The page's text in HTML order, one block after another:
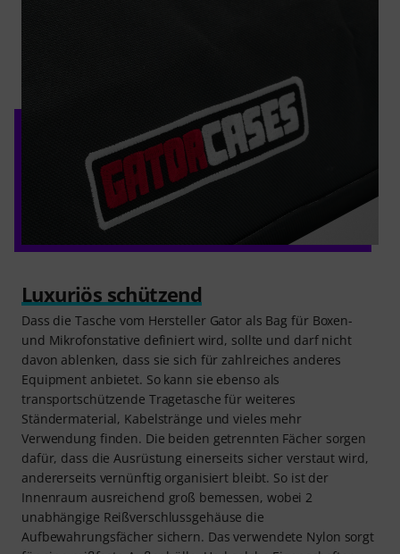
Luxuriös schützend
Dass die Tasche vom Hersteller Gator als Bag für Boxen-
und Mikrofonstative definiert wird, sollte und darf nicht
davon ablenken, dass sie sich für zahlreiches anderes
Equipment anbietet. So kann sie ebenso als
transportschützende Tragetasche für weiteres
Ständermaterial, Kabelstränge und vieles mehr
Verwendung finden. Die beiden getrennten Fächer sorgen
dafür, dass die Ausrüstung einerseits sicher verstaut wird,
andererseits vernünftig organisiert bleibt. So ist der
Innenraum ausreichend groß bemessen, wobei 2
unabhängige Reißverschlussgehäuse die
Aufbewahrungsfächer sichern. Das verwendete Nylon sorgt